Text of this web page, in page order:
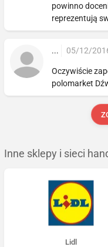
powinno
reprezentują
... 05/12/
Oczywiście
polomarket
Inne sklepy i sieci
Lidl